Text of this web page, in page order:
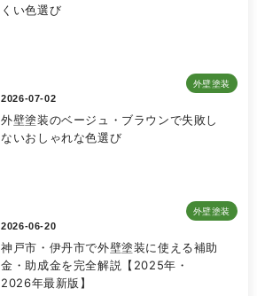
くい色選び
外壁塗装
2026-07-02
外壁塗装のベージュ・ブラウンで失敗し
ないおしゃれな色選び
外壁塗装
2026-06-20
神戸市・伊丹市で外壁塗装に使える補助
金・助成金を完全解説【2025年・
2026年最新版】